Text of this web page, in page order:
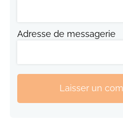
Adresse de messagerie
Laisser un